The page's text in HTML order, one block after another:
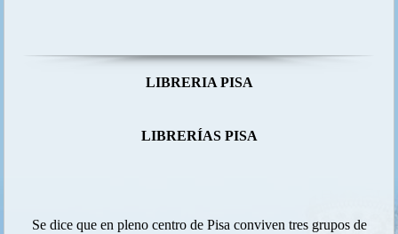
LIBRERIA PISA
LIBRERÍAS PISA
Se dice que en pleno centro de Pisa conviven tres grupos de